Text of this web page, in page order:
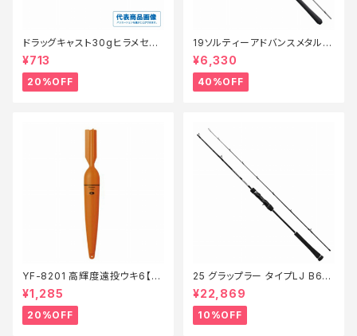
ドラッグキャスト30gヒラメセレ
クション【特価ルアー】【20】
¥713
20%OFF
19ソルティーアドバンスメタルス
ッテ B66MLS【特価竿】【40】
¥6,330
40%OFF
YF-8201 高輝度遠投ウキ6【特
価仕掛】【20】
¥1,285
20%OFF
25 グラップラー タイプLJ B63-
3【継続セール_ロッド】【10】
¥22,869
10%OFF